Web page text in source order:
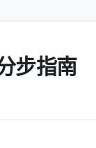
步指南